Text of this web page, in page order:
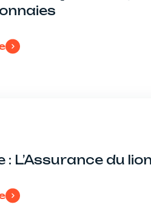
: L’Assurance du